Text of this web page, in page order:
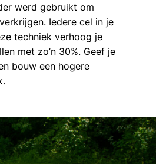
werd gebruikt om
Iedere cel in je
techniek verhoog je
met zo’n 30%. Geef je
bouw een hogere